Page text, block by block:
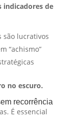
indicadores de
são lucrativos
“achismo”
no escuro.
recorrência
É essencial